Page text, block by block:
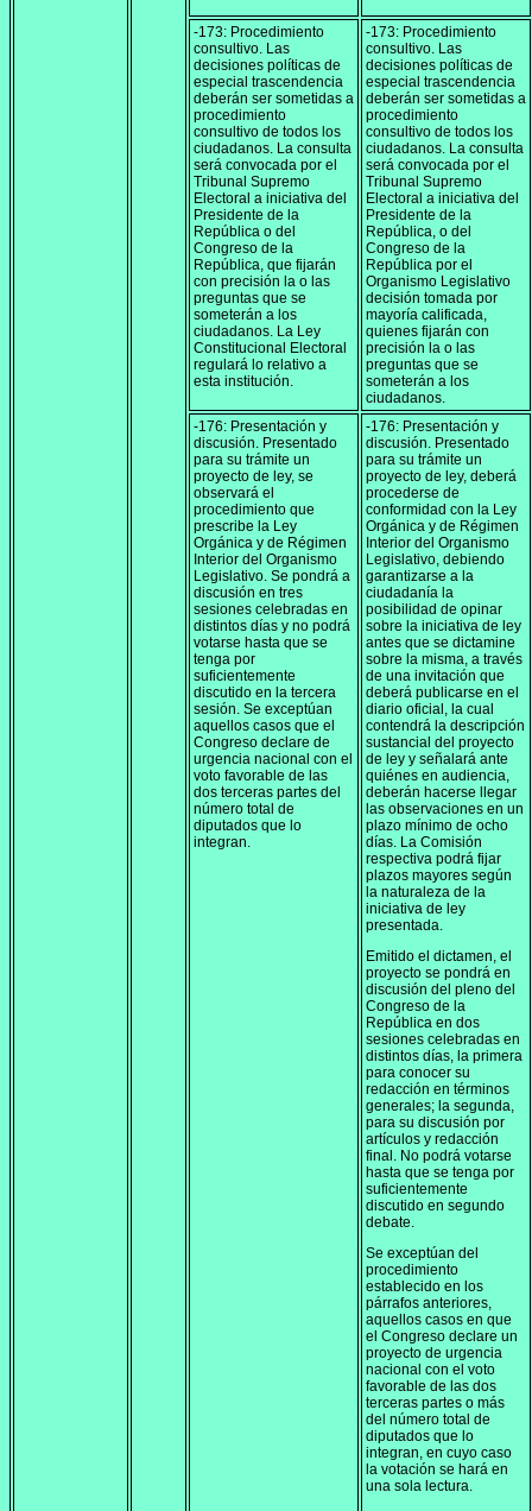
-173: Procedimiento
consultivo. Las
decisiones políticas de
especial trascendencia
deberán ser sometidas a
procedimiento
consultivo de todos los
ciudadanos. La consulta
será convocada por el
Tribunal Supremo
Electoral a iniciativa del
Presidente de la
República o del
Congreso de la
República, que fijarán
con precisión la o las
preguntas que se
someterán a los
ciudadanos. La Ley
Constitucional Electoral
regulará lo relativo a
esta institución.
-173: Procedimiento
consultivo. Las
decisiones políticas de
especial trascendencia
deberán ser sometidas a
procedimiento
consultivo de todos los
ciudadanos. La consulta
será convocada por el
Tribunal Supremo
Electoral a iniciativa del
Presidente de la
República, o del
Congreso de la
República por el
Organismo Legislativo
decisión tomada por
mayoría calificada,
quienes fijarán con
precisión la o las
preguntas que se
someterán a los
ciudadanos.
-176: Presentación y
discusión. Presentado
para su trámite un
proyecto de ley, se
observará el
procedimiento que
prescribe la Ley
Orgánica y de Régimen
Interior del Organismo
Legislativo. Se pondrá a
discusión en tres
sesiones celebradas en
distintos días y no podrá
votarse hasta que se
tenga por
suficientemente
discutido en la tercera
sesión. Se exceptúan
aquellos casos que el
Congreso declare de
urgencia nacional con el
voto favorable de las
dos terceras partes del
número total de
diputados que lo
integran.
-176: Presentación y
discusión. Presentado
para su trámite un
proyecto de ley, deberá
procederse de
conformidad con la Ley
Orgánica y de Régimen
Interior del Organismo
Legislativo, debiendo
garantizarse a la
ciudadanía la
posibilidad de opinar
sobre la iniciativa de ley
antes que se dictamine
sobre la misma, a través
de una invitación que
deberá publicarse en el
diario oficial, la cual
contendrá la descripción
sustancial del proyecto
de ley y señalará ante
quiénes en audiencia,
deberán hacerse llegar
las observaciones en un
plazo mínimo de ocho
días. La Comisión
respectiva podrá fijar
plazos mayores según
la naturaleza de la
iniciativa de ley
presentada.
Emitido el dictamen, el
proyecto se pondrá en
discusión del pleno del
Congreso de la
República en dos
sesiones celebradas en
distintos días, la primera
para conocer su
redacción en términos
generales; la segunda,
para su discusión por
artículos y redacción
final. No podrá votarse
hasta que se tenga por
suficientemente
discutido en segundo
debate.
Se exceptúan del
procedimiento
establecido en los
párrafos anteriores,
aquellos casos en que
el Congreso declare un
proyecto de urgencia
nacional con el voto
favorable de las dos
terceras partes o más
del número total de
diputados que lo
integran, en cuyo caso
la votación se hará en
una sola lectura.